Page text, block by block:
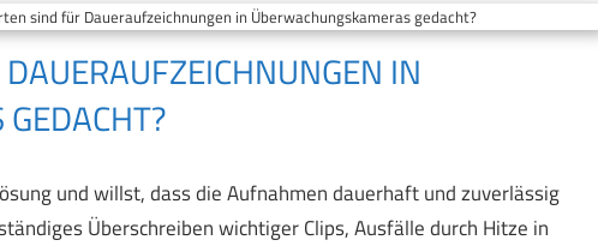
sind für Daueraufzeichnungen in Überwachungskameras gedacht?
IN
und willst, dass die Aufnahmen dauerhaft und zuverlässig
Überschreiben wichtiger Clips, Ausfälle durch Hitze in